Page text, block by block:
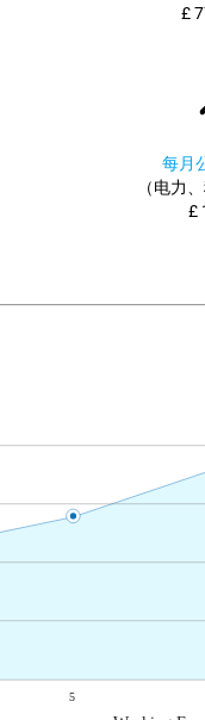
£
每月
（电力
£